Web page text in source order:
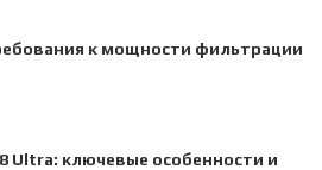
к мощности фильтрации
Ultra: ключевые особенности и